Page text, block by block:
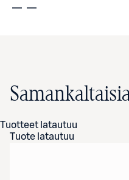
Tuotteet latautuu
Tuote latautuu